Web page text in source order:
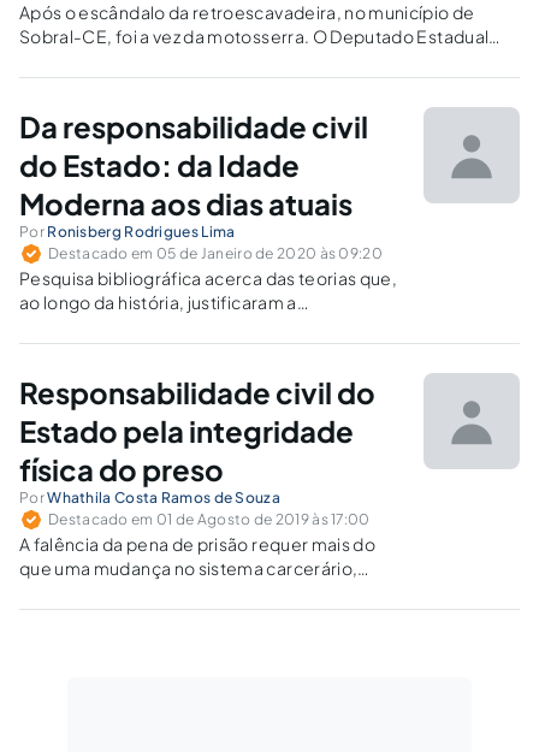
Após o escândalo da retroescavadeira, no município de
Sobral-CE, foi a vez da motosserra. O Deputado Estadual
protegia a terra indígena Waimiri Atroari com uma
motosserra. Há 40 anos a rodovia é parcialmente fechada à
noite para reduzir riscos de atropelamento.
Da responsabilidade civil
do Estado: da Idade
Moderna aos dias atuais
Por Ronisberg Rodrigues Lima
Destacado em 05 de Janeiro de 2020 às 09:20
Pesquisa bibliográfica acerca das teorias que,
ao longo da história, justificaram a
mundial e brasileiro.
Responsabilidade civil do
Estado pela integridade
física do preso
PorWhathila Costa Ramos de Souza
Destacado em 01 de Agosto de 2019 às 17:00
A falência da pena de prisão requer mais do
que uma mudança no sistema carcerário,
onde a cultura do hiperencarceramento está